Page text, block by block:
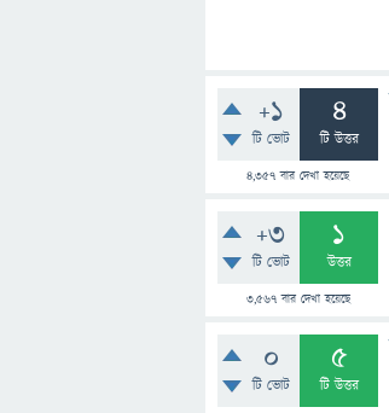
+1
টি ভোট
4
টি উত্তর
4,357 বার দেখা হয়েছে
+3
টি ভোট
1
উত্তর
3,567বার দেখা হয়েছে
0
টি ভোট
5
টি উত্তর